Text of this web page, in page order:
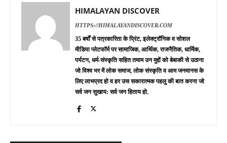
HIMALAYAN DISCOVER
HTTPS://HIMALAYANDISCOVER.COM
35 बर्षों से पत्रकारिता के प्रिंट, इलेक्ट्रॉनिक व सोशल
मीडिया प्लेटफॉर्म पर सामाजिक, आर्थिक, राजनैतिक, धार्मिक,
पर्यटन, धर्म-संस्कृति सहित तमाम उन मुद्दों को बेबाकी से उठाना
जो विश्व भर में लोक समाज, लोक संस्कृति व आम जनमानस के
लिए लाभप्रद हो व हर उस सकारात्मक पहलु की बात करना जो
सर्व जन सुखाय: सर्व जन हिताय हो.